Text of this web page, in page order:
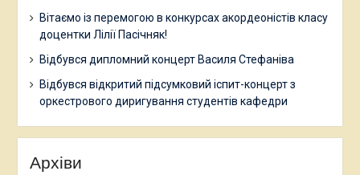
Вітаємо із перемогою в конкурсах акордеоністів класу
доцентки Лілії Пасічняк!
Відбувся дипломний концерт Василя Стефаніва
Відбувся відкритий підсумковий іспит-концерт з
оркестрового диригування студентів кафедри
Архіви